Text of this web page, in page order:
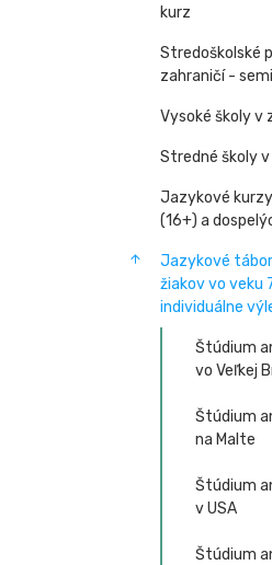
kurz
Stredoškolské
zahraničí -
Vysoké školy v
Stredné školy
Jazykové
(16+) a
Jazykové
žiakov vo veku
individuálne
Štúdium
vo Veľkej
Štúdium
na Malte
Štúdium
v USA
Štúdium